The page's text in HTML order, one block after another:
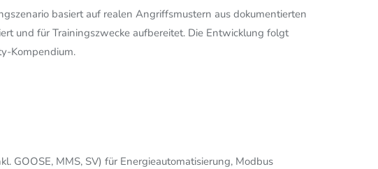
basiert auf realen Angriffsmustern aus dokumentierten
und für Trainingszwecke aufbereitet. Die Entwicklung folgt
Kompendium.
GOOSE, MMS, SV) für Energieautomatisierung, Modbus